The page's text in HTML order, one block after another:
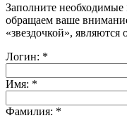
Заполните
обращаем ваше
«звездочкой», являются
Логин: *
Имя: *
Фамилия: *